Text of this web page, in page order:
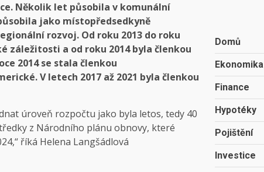
Několik let působila v komunální
jako místopředsedkyně
rozvoj. Od roku 2013 do roku
záležitosti a od roku 2014 byla členkou
2014 se stala členkou
V letech 2017 až 2021 byla členkou
úroveň rozpočtu jako byla letos, tedy 40
z Národního plánu obnovy, které
říká Helena Langšádlová
Domů
Ekonomika
Finance
Hypotéky
Pojištění
Investice